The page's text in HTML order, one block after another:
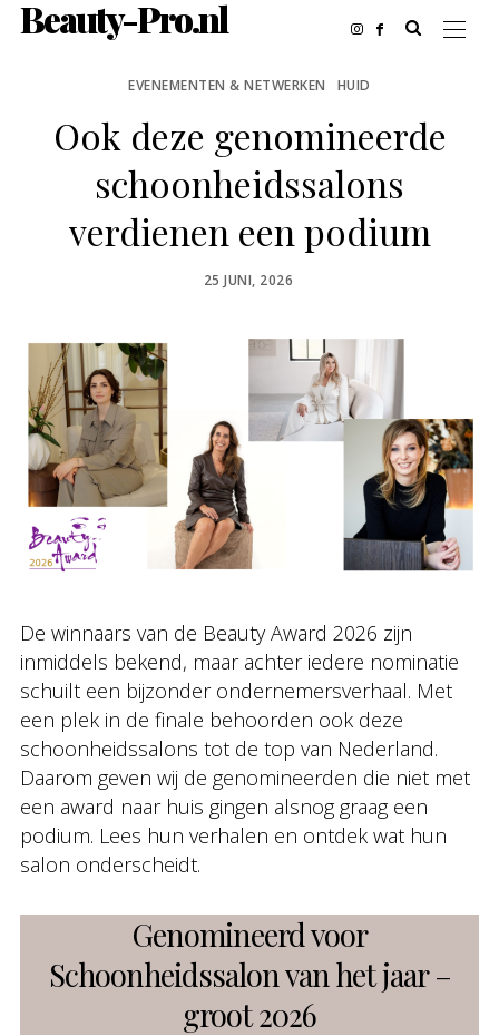
Beauty-Pro.nl
EVENEMENTEN & NETWERKEN HUID
Ook deze genomineerde
schoonheidssalons
verdienen een podium
POSTED
25 JUNI, 2026
De winnaars van de Beauty Award 2026 zijn
inmiddels bekend, maar achter iedere nominatie
schuilt een bijzonder ondernemersverhaal. Met
een plek in de finale behoorden ook deze
schoonheidssalons tot de top van Nederland.
Daarom geven wij de genomineerden die niet met
een award naar huis gingen alsnog graag een
podium. Lees hun verhalen en ontdek wat hun
salon onderscheidt.
Genomineerd voor
Schoonheidssalon van het jaar –
groot 2026